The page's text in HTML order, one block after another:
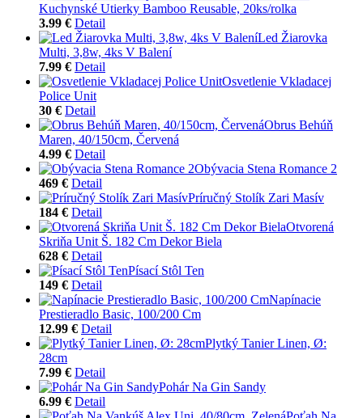
Kuchynské Utierky Bamboo Reusable, 20ks/rolka
3.99 € Detail
Led Žiarovka
Multi, 3,8w, 4ks V Balení
7.99 € Detail
Osvetlenie Vkladacej
Police Unit
30 € Detail
Obrus Behúň
Maren, 40/150cm, Červená
4.99 € Detail
Obývacia Stena Romance 2
469 € Detail
Príručný Stolík Zari Masív
184 € Detail
Otvorená
Skriňa Unit Š. 182 Cm Dekor Biela
628 € Detail
Písací Stôl Ten
149 € Detail
Napínacie
Prestieradlo Basic, 100/200 Cm
12.99 € Detail
Plytký Tanier Linen, Ø:
28cm
7.99 € Detail
Pohár Na Gin Sandy
6.99 € Detail